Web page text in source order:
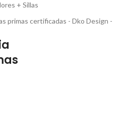
+ Sillas